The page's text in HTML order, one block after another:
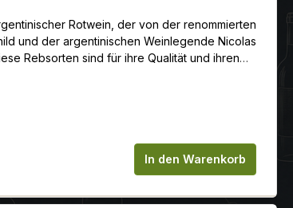
Rotwein, der von der renommierten
und der argentinischen Weinlegende Nicolas
die Anzahl zu erhöhen oder
In den Warenkorb